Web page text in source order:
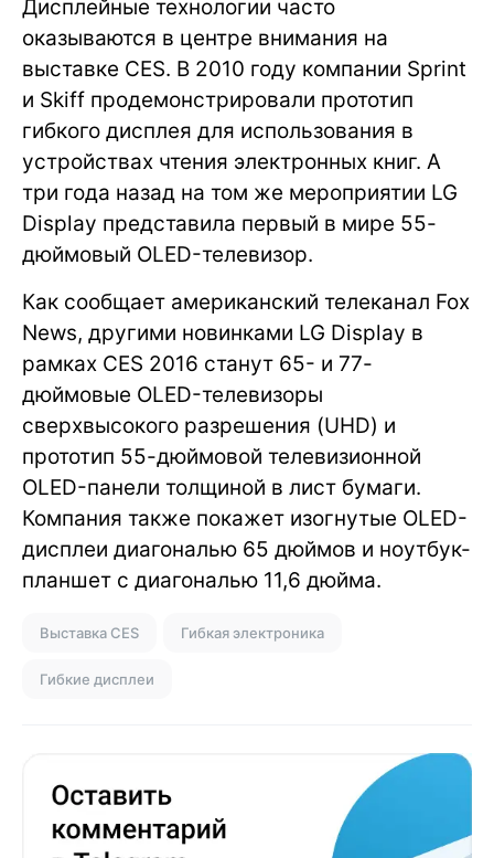
Дисплейные технологии часто
оказываются в центре внимания на
выставке CES. В 2010 году компании Sprint
и Skiff продемонстрировали прототип
гибкого дисплея для использования в
устройствах чтения электронных книг. А
три года назад на том же мероприятии LG
Display представила первый в мире 55-
дюймовый OLED-телевизор.
Как сообщает американский телеканал Fox
News, другими новинками LG Display в
рамках CES 2016 станут 65- и 77-
дюймовые OLED-телевизоры
сверхвысокого разрешения (UHD) и
прототип 55-дюймовой телевизионной
OLED-панели толщиной в лист бумаги.
Компания также покажет изогнутые OLED-
дисплеи диагональю 65 дюймов и ноутбук-
планшет с диагональю 11,6 дюйма.
Выставка CES Гибкая электроника
Гибкие дисплеи